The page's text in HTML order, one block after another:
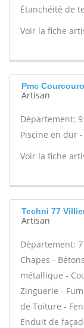
Étanchéité de
Voir la fiche
Pmc
Artisan
Département:
Piscine en dur -
Voir la fiche
Techni 77
Artisan
Département:
Chapes -
métallique -
Zinguerie -
de Toiture -
Enduit de